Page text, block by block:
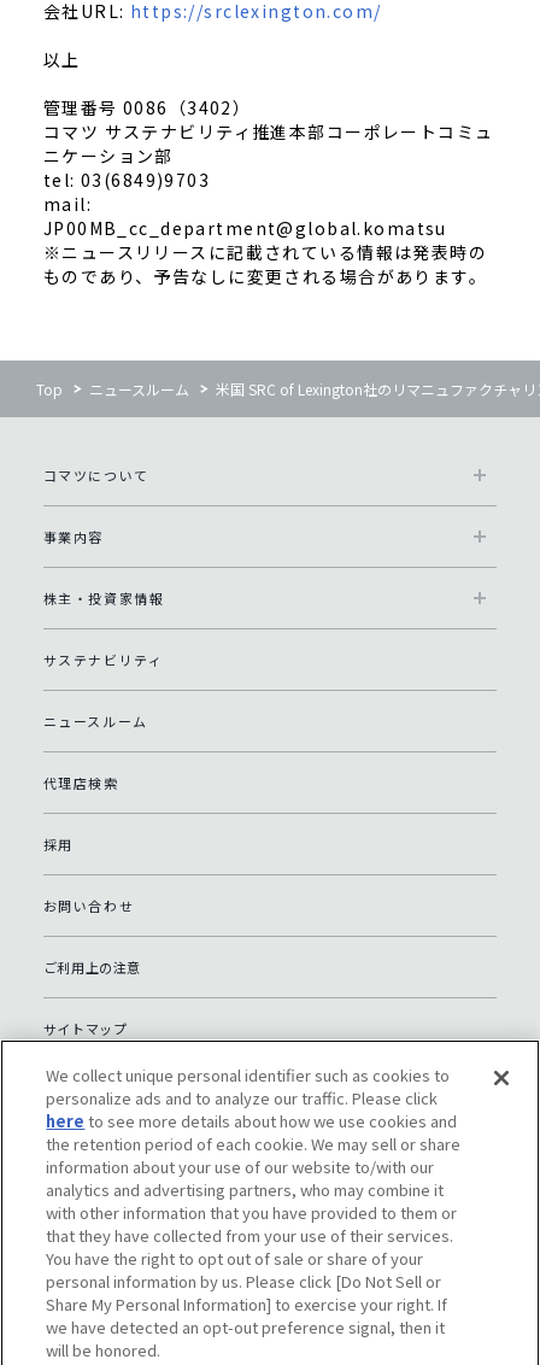
会社URL: https://srclexington.com/
以上
管理番号 0086（3402）
コマツ サステナビリティ推進本部コーポレートコミュ
ニケーション部
tel: 03(6849)9703
mail:
JP00MB_cc_department@global.komatsu
※ニュースリリースに記載されている情報は発表時の
ものであり、予告なしに変更される場合があります。
Top ニュースルーム 米国 SRC of Lexington社のリマニュファクチャ
コマツについて
事業内容
株主・投資家情報
サステナビリティ
ニュースルーム
代理店検索
採用
お問い合わせ
ご利用上の注意
サイトマップ
グローバルプライバシーポリシー
個人情報保護への取り組み（日本）
ソーシャルメディアポリシー
Do Not Sell or Share My Personal Information
We collect unique personal identifier such as cookies to
personalize ads and to analyze our traffic. Please click
here to see more details about how we use cookies and
the retention period of each cookie. We may sell or share
information about your use of our website to/with our
analytics and advertising partners, who may combine it
with other information that you have provided to them or
that they have collected from your use of their services.
You have the right to opt out of sale or share of your
personal information by us. Please click [Do Not Sell or
Share My Personal Information] to exercise your right. If
we have detected an opt-out preference signal, then it
will be honored.